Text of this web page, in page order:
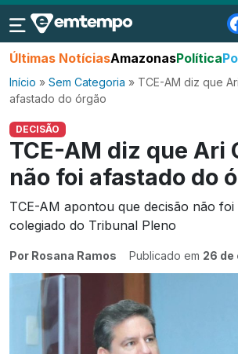
Últimas NotíciasAmazonasPolítica
Início » Sem Categoria » TCE-AM diz que
afastado do órgão
DECISÃO
TCE-AM diz que Ari
não foi afastado do
TCE-AM apontou que decisão não
colegiado do Tribunal Pleno
Por Rosana Ramos Publicado em 26 de